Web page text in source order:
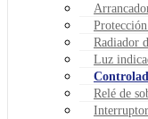
Radiador
Luz
Relé de